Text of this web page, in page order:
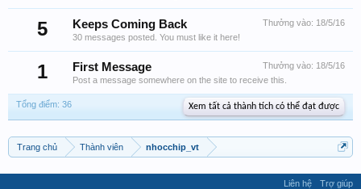
5 Thưởng vào: 18/5/16
Keeps Coming Back
30 messages posted. You must like it here!
1 Thưởng vào: 18/5/16
First Message
Post a message somewhere on the site to receive this.
Tổng điểm: 36 Xem tất cả thành tích có thể đạt được
Trang chủ Thành viên nhocchip_vt
Liên hệ
Trợ giúp